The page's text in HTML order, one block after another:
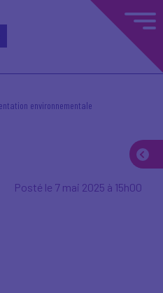
environnementale
Posté le 7 mai 2025 à 15h00